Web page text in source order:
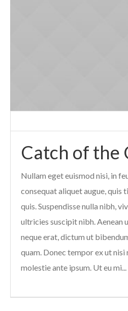
Catch of the
Nullam eget euismod nisi, in
consequat aliquet augue, quis
quis. Suspendisse nulla nibh,
ultricies suscipit nibh. Aenean
neque erat, dictum ut
quam. Donec tempor ex ut nisi
molestie ante ipsum. Ut eu mi...